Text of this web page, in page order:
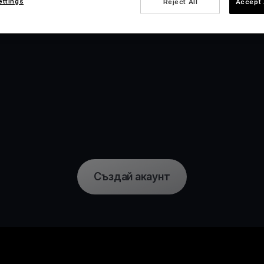
Създай акаунт
Reject All Accept